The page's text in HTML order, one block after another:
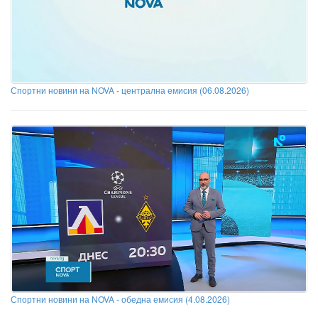
Спортни новини на NOVA - централна емисия (06.08.2026)
Спортни новини на NOVA - обедна емисия (4.08.2026)